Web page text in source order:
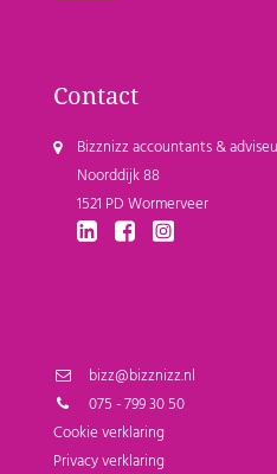
Contact
Bizznizz accountants &
Noorddijk 88
1521 PD Wormerveer
bizz@bizznizz.nl
075 - 799 30 50
Cookie verklaring
Privacy verklaring